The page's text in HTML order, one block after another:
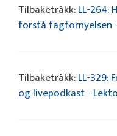
Tilbaketråkk:LL-264:
forstå fagfornyelsen
Tilbaketråkk:LL-329:
og livepodkast -